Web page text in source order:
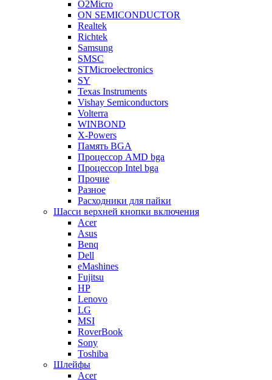
O2Micro
ON SEMICONDUCTOR
Realtek
Richtek
Samsung
SMSC
STMicroelectronics
SY
Texas Instruments
Vishay Semiconductors
Volterra
WINBOND
X-Powers
Память BGA
Процессор AMD bga
Процессор Intel bga
Прочие
Разное
Расходники для пайки
Шасси верхней кнопки включения
Acer
Asus
Benq
Dell
eMashines
Fujitsu
HP
Lenovo
LG
MSI
RoverBook
Sony
Toshiba
Шлейфы
Acer